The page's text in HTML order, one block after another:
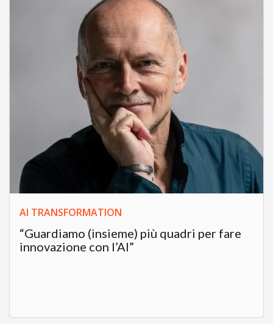
AI TRANSFORMATION
“Guardiamo (insieme) più quadri per fare
innovazione con l’AI”